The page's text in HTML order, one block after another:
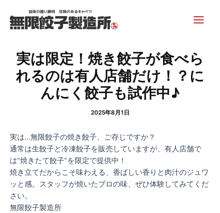
実は限定！焼き餃子が食べら
れるのは有人店舗だけ！？に
んにく餃子も試作中♪
2025年8月1日
実は…無限餃子の焼き餃子、ご存じですか？
通常は生餃子と冷凍餃子を販売していますが、有人店舗で
は“焼きたて餃子”を限定で提供中！
焼き立てだからこそ味わえる、香ばしい香りと肉汁のジュワ
ッと感。スタッフが焼いたプロの味、ぜひ体験してみてくだ
さい。
無限餃子製造所⠀
navigation